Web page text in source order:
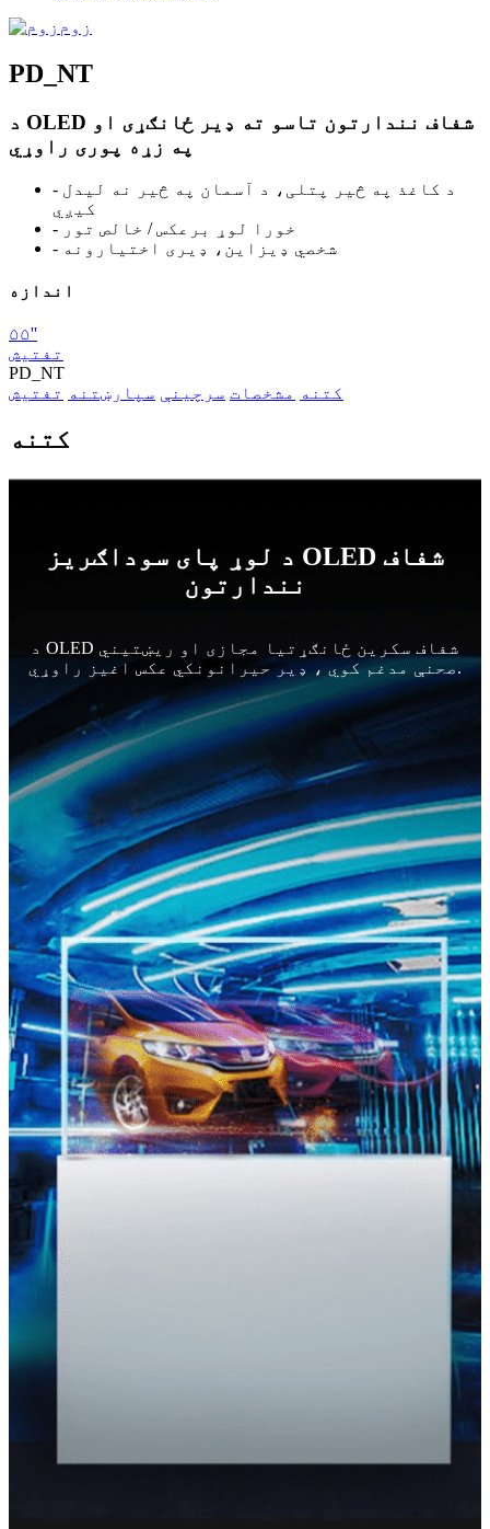
زوم
PD_NT
د OLED شفاف نندارتون تاسو ته ډیر ځانګړی او
په زړه پوری راوړي
- د کاغذ په څیر پتلی، د آسمان په څیر نه لیدل
کیږي
- خورا لوړ برعکس / خالص تور
- شخصي ډیزاین، ډیری اختیارونه
اندازه
۵۵''
تفتیش
PD_NT
کتنه مشخصات سرچینې سپارښتنه تفتیش
کتنه
د لوړ پای سوداګریز OLED شفاف
نندارتون
د OLED شفاف سکرین ځانګړتیا مجازی او ریښتیني
صحنې مدغم کوي ، ډیر حیرانونکي عکس اغیز راوړي.